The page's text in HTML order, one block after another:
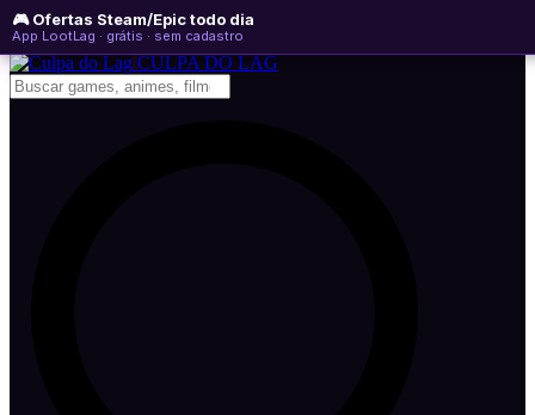
🎮 Ofertas Steam/Epic todo dia
App LootLag · grátis · sem cadastro
sexta-feira, 07 de agosto de 2026
Newsletter
CULPA DO LAG